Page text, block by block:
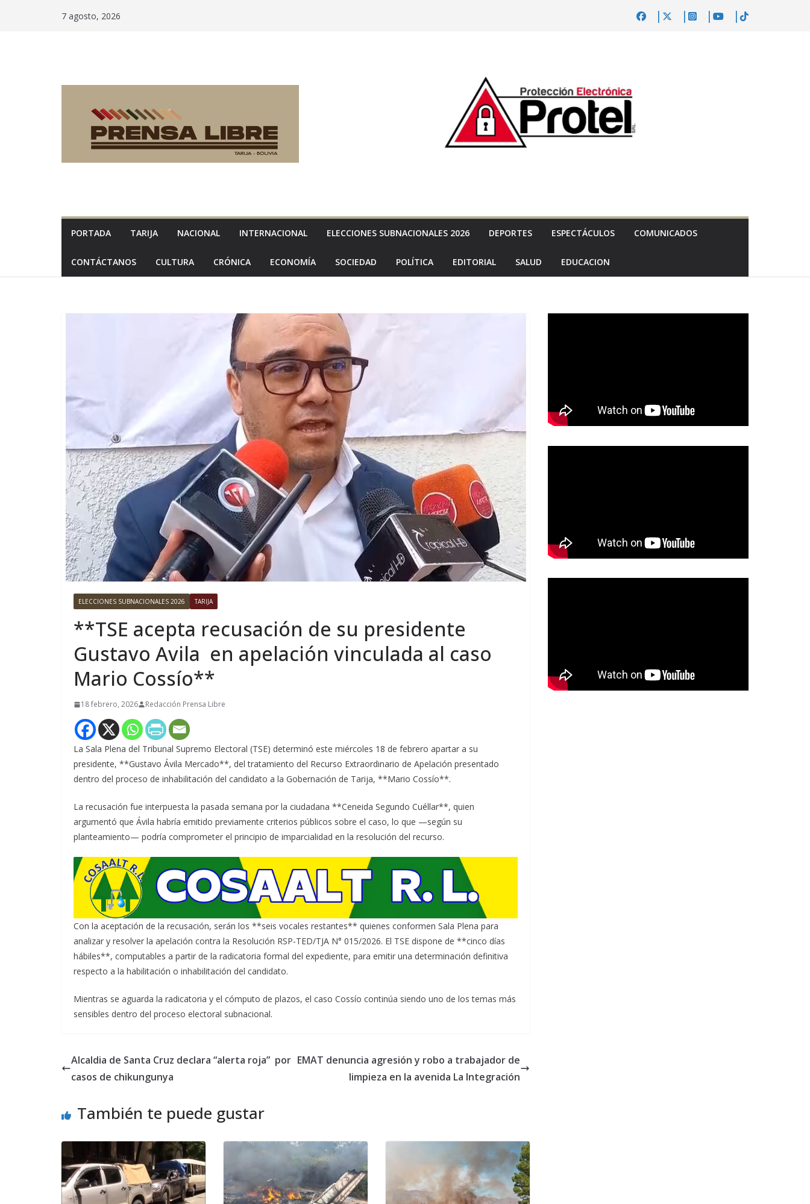
7 agosto, 2026
PORTADA TARIJA NACIONAL INTERNACIONAL ELECCIONES SUBNACIONALES 2026 DEPORTES ESPECTÁCULOS COMUNICADOS
CONTÁCTANOS CULTURA CRÓNICA ECONOMÍA SOCIEDAD POLÍTICA EDITORIAL SALUD EDUCACION
ELECCIONES SUBNACIONALES 2026 TARIJA
**TSE acepta recusación de su presidente
Gustavo Avila en apelación vinculada al caso
Mario Cossío**
18 febrero, 2026 Redacción Prensa Libre
La Sala Plena del Tribunal Supremo Electoral (TSE) determinó este miércoles 18 de febrero apartar a su
presidente, **Gustavo Ávila Mercado**, del tratamiento del Recurso Extraordinario de Apelación presentado
dentro del proceso de inhabilitación del candidato a la Gobernación de Tarija, **Mario Cossío**.
La recusación fue interpuesta la pasada semana por la ciudadana **Ceneida Segundo Cuéllar**, quien
argumentó que Ávila habría emitido previamente criterios públicos sobre el caso, lo que —según su
planteamiento— podría comprometer el principio de imparcialidad en la resolución del recurso.
Con la aceptación de la recusación, serán los **seis vocales restantes** quienes conformen Sala Plena para
analizar y resolver la apelación contra la Resolución RSP-TED/TJA N° 015/2026. El TSE dispone de **cinco días
hábiles**, computables a partir de la radicatoria formal del expediente, para emitir una determinación definitiva
respecto a la habilitación o inhabilitación del candidato.
Mientras se aguarda la radicatoria y el cómputo de plazos, el caso Cossío continúa siendo uno de los temas más
sensibles dentro del proceso electoral subnacional.
Alcaldia de Santa Cruz declara “alerta roja” por
casos de chikungunya
EMAT denuncia agresión y robo a trabajador de
limpieza en la avenida La Integración
También te puede gustar